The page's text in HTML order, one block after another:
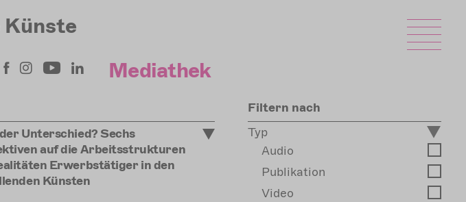
Mediathek
Unterschied? Sechs
auf die Arbeitsstrukturen
Erwerbstätiger in den
Künsten
Filtern nach
Typ
Audio
Publikation
Video